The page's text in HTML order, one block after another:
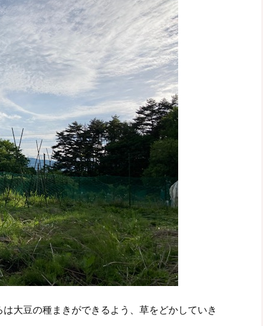
大豆の種まきができるよう、草をどかしていき